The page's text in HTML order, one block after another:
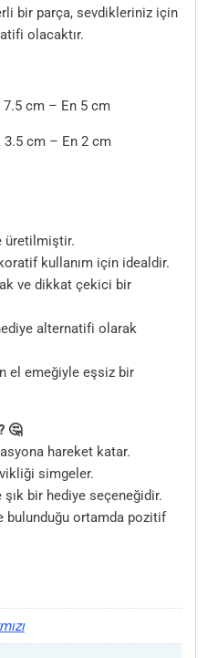
bir parça, sevdikleriniz için
olacaktır.
cm – En 5 cm
cm – En 2 cm
üretilmiştir.
kullanım için idealdir.
ve dikkat çekici bir
alternatifi olarak
el emeğiyle eşsiz bir
🤔
hareket katar.
simgeler.
şık bir hediye seçeneğidir.
bulunduğu ortamda pozitif